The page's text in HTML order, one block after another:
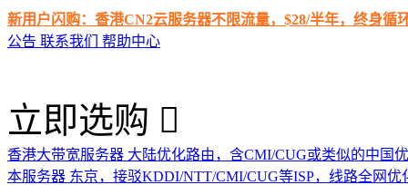
新用户闪购：香港CN2云服务器不限流量，$28/半年，终身循
公告 联系我们 帮助中心
立即选购
香港大带宽服务器 大陆优化路由，含CMI/CUG或类似的中国
本服务器 东京，接驳KDDI/NTT/CMI/CUG等ISP，线路全网优